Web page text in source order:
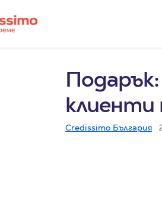
клиенти
Credissimo България